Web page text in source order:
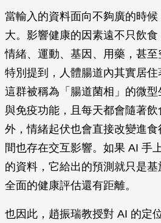
當輸入的資料面向不夠廣的時
大。影響健康的因素遠不只飲食
情緒、運動、基因、用藥，甚
特別提到，人體腸道內其實居住
這群被稱為「腸道菌相」的微
與免疫功能，且每天都會隨著
外，情緒起伏也會直接改變進
間也存在交互影響。如果 AI 手
的資料，它給出的預測就只是
全面的健康評估還有距離。
也因此，趙振瑞教授對 AI 的定